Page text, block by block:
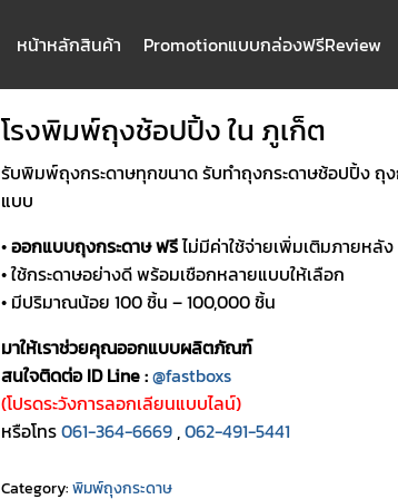
หน้าหลักสินค้า Promotionแบบกล่องฟรีReview
โรงพิมพ์ถุงช้อปปิ้ง ใน ภูเก็ต
รับพิมพ์ถุงกระดาษทุกขนาด รับทำถุงกระดาษช้อปปิ้ง ถุ
แบบ
•ออกแบบถุงกระดาษ ฟรีไม่มีค่าใช้จ่ายเพิ่มเติมภายหลัง
• ใช้กระดาษอย่างดี พร้อมเชือกหลายแบบให้เลือก
• มีปริมาณน้อย 100 ชิ้น – 100,000 ชิ้น
มาให้เราช่วยคุณออกแบบผลิตภัณฑ์
สนใจติดต่อ ID Line :@fastboxs
(โปรดระวังการลอกเลียนแบบไลน์)
หรือโทร061-364-6669 ,062-491-5441
Category:พิมพ์ถุงกระดาษ